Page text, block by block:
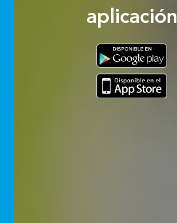
aplicación